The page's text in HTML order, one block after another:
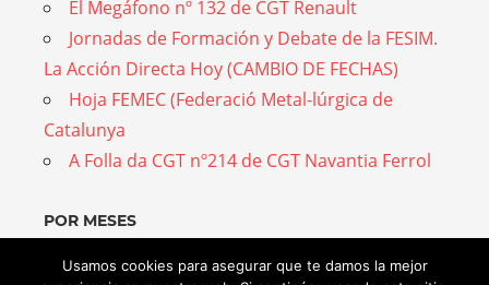
El Megáfono nº 132 de CGT Renault
Jornadas de Formación y Debate de la FESIM.
La Acción Directa Hoy (CAMBIO DE FECHAS)
Hoja FEMEC (Federació Metal-lúrgica de
Catalunya
A Folla da CGT nº214 de CGT Navantia Ferrol
POR MESES
PorUsamos cookies para asegurar que te damos la mejor